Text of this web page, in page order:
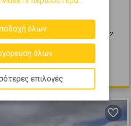
0 (Ισόγειο) 144 m2
όλων
όλων
επιλογές